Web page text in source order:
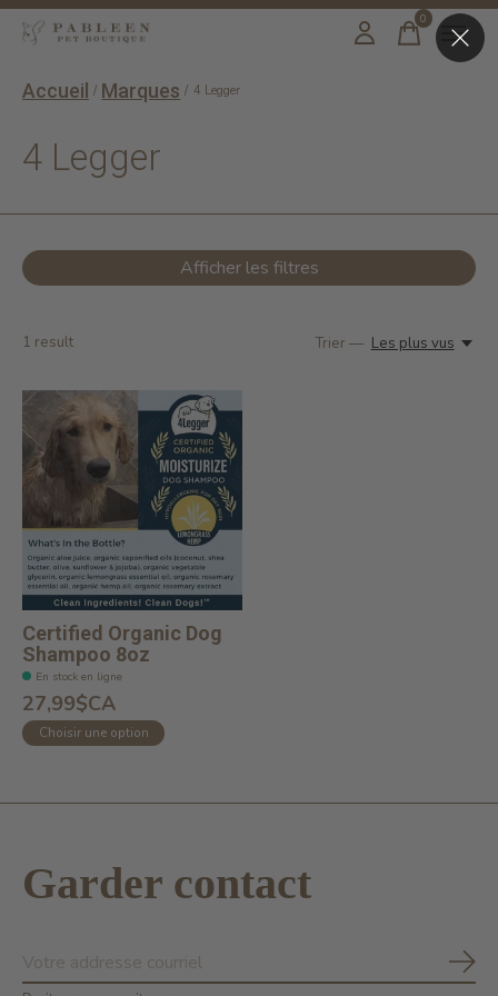
0items
Accueil / Marques / 4 Legger
4 Legger
Afficher les filtres
1 result Trier — Les plus vus
Certified Organic Dog
Shampoo 8oz
En stock en ligne
27,99$CA
Choisir une option
Garder contact